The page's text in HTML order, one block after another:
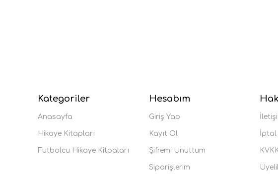
Kategoriler
Anasayfa
Hikaye Kitapları
Futbolcu Hikaye Kitpaları
Hesabım
Giriş Yap
Kayıt Ol
Şifremi Unuttum
Siparişlerim
İptal